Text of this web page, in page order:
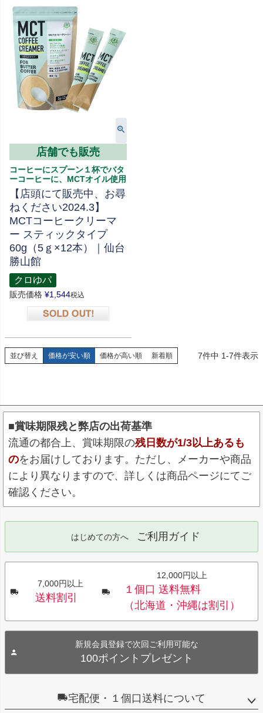
店舗でも販売
コーヒーにスプーン１杯でバタ
ーコーヒーに、MCTオイル使用
【店頭にて販売中、お尋
ねください2024.3】
MCTコーヒークリーマ
ー スティックタイプ
60g（5ｇ×12本）｜仙台
勝山館
クロゆパ
販売価格 ¥1,544税込
並び替え 価格が安い順 価格が高い順 新着順 7件中 1-7件表示
■賞味期限残と弊店の出荷基準
流通の都合上、賞味期限の残日数が1/3以上あるも
のをお届けしております。ただし、メーカーや商品
により異なりますので、詳しくは商品ページにてご
確認ください。
はじめての方へ ご利用ガイド
7,000円以上
送料割引
12,000円以上
１個口 送料無料
（北海道・沖縄は割引）
新規会員登録で次回ご利用可能な
100ポイントプレゼント
宅配便・１個口送料について